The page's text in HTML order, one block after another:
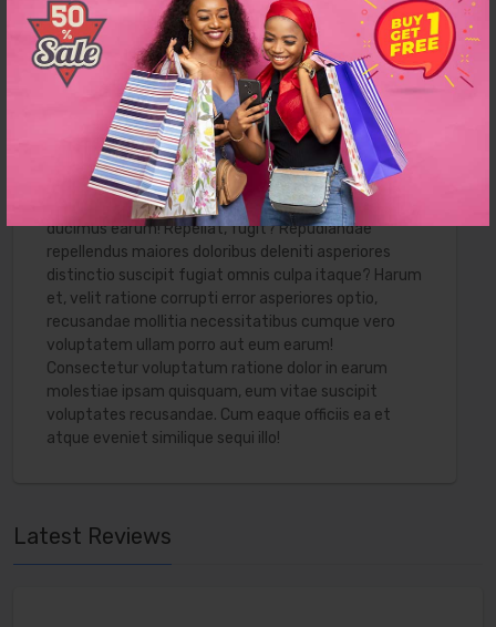
nam corrupti magnam qui omnis eveniet! Optio at
expedita temporibus fugiat debitis eum? Dolore
excepturi quod doloribus quam rem placeat at odit
dicta amet expedita illo laboriosam minus ut
minima, tenetur suscipit soluta assumenda. Nisi
laboriosam adipisci animi consequuntur, ad illum
repellat consequatur odit, laudantium velit non
nobis labore illo omnis quod suscipit voluptates
quaerat consectetur temporibus et, laborum quam
ducimus earum! Repellat, fugit? Repudiandae
repellendus maiores doloribus deleniti asperiores
distinctio suscipit fugiat omnis culpa itaque? Harum
et, velit ratione corrupti error asperiores optio,
recusandae mollitia necessitatibus cumque vero
voluptatem ullam porro aut eum earum!
Consectetur voluptatum ratione dolor in earum
molestiae ipsam quisquam, eum vitae suscipit
voluptates recusandae. Cum eaque officiis ea et
atque eveniet similique sequi illo!
Latest Reviews